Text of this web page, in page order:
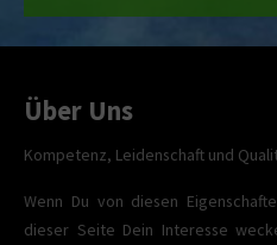
Über Uns
Kompetenz, Leidenschaft und
Wenn Du von diesen
dieser Seite Dein Interesse